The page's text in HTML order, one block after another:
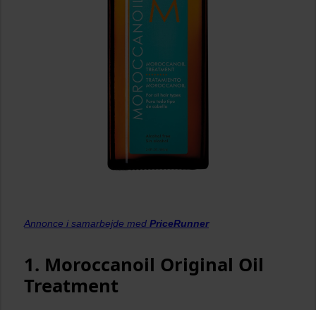
Annonce i samarbejde med PriceRunner
1. Moroccanoil Original Oil
Treatment